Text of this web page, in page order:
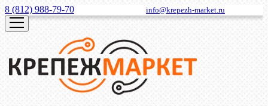
8 (812) 988-79-70 info@krepezh-market.ru